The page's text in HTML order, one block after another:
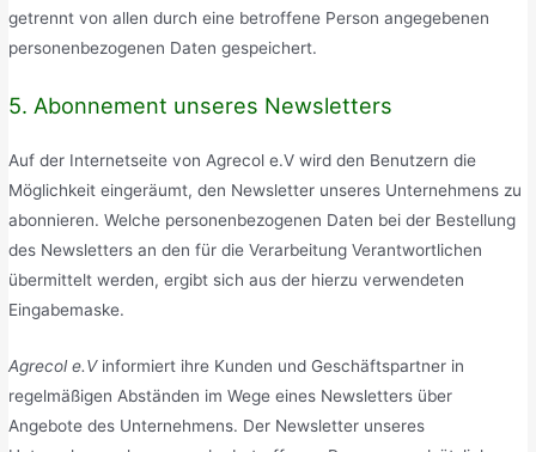
getrennt von allen durch eine betroffene Person angegebenen
personenbezogenen Daten gespeichert.
5. Abonnement unseres Newsletters
Auf der Internetseite von Agrecol e.V wird den Benutzern die
Möglichkeit eingeräumt, den Newsletter unseres Unternehmens zu
abonnieren. Welche personenbezogenen Daten bei der Bestellung
des Newsletters an den für die Verarbeitung Verantwortlichen
übermittelt werden, ergibt sich aus der hierzu verwendeten
Eingabemaske.
Agrecol e.V informiert ihre Kunden und Geschäftspartner in
regelmäßigen Abständen im Wege eines Newsletters über
Angebote des Unternehmens. Der Newsletter unseres